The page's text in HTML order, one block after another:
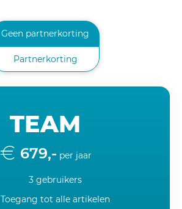
Geen partnerkorting
Partnerkorting
TEAM
679,- per jaar
3 gebruikers
Toegang tot alle artikelen